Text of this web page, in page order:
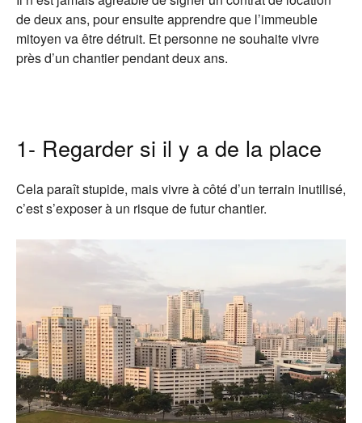
de deux ans, pour ensuite apprendre que l’immeuble
mitoyen va être détruit. Et personne ne souhaite vivre
près d’un chantier pendant deux ans.
1- Regarder si il y a de la place
Cela paraît stupide, mais vivre à côté d’un terrain inutilisé,
c’est s’exposer à un risque de futur chantier.